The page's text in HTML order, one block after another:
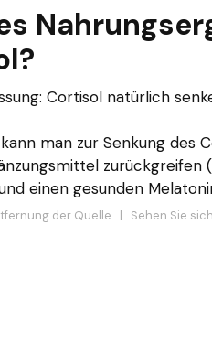
Cortisol natürlich
man zur Senkung des
zurückgreifen
einen gesunden
der Quelle | Sehen Sie